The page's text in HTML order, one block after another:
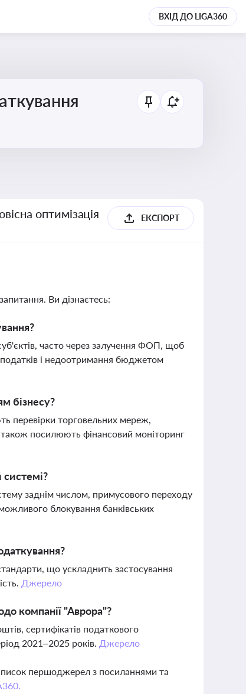
ВХІД ДО LIGA360
оптимізація
ЕКСПОРТ
Ви дізнаєтесь:
часто через залучення ФОП, щоб
і недоотримання бюджетом
бізнесу?
перевірки торговельних мереж,
посилюють фінансовий моніторинг
заднім числом, примусового переходу
блокування банківських
що ускладнить застосування
Джерело
компанії "Аврора"?
сертифікатів податкового
2021–2025 років. Джерело
першоджерел з посиланнями та